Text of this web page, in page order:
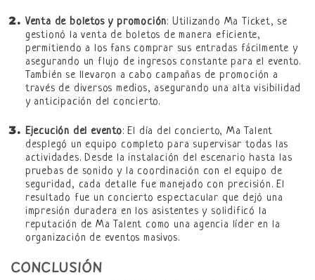
Venta de boletos y promoción: Utilizando Ma Ticket, se
gestionó la venta de boletos de manera eficiente,
permitiendo a los fans comprar sus entradas fácilmente y
asegurando un flujo de ingresos constante para el evento.
También se llevaron a cabo campañas de promoción a
través de diversos medios, asegurando una alta visibilidad
y anticipación del concierto.
Ejecución del evento: El día del concierto, Ma Talent
desplegó un equipo completo para supervisar todas las
actividades. Desde la instalación del escenario hasta las
pruebas de sonido y la coordinación con el equipo de
seguridad, cada detalle fue manejado con precisión. El
resultado fue un concierto espectacular que dejó una
impresión duradera en los asistentes y solidificó la
reputación de Ma Talent como una agencia líder en la
organización de eventos masivos.
CONCLUSIÓN